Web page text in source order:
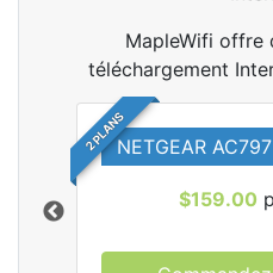
MapleWifi offre
téléchargement
2 PLANSNETGEAR
$159.00